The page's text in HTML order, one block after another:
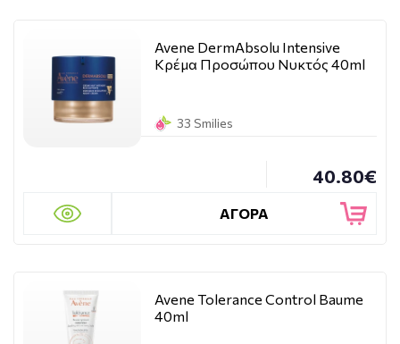
Avene DermAbsolu Intensive
Κρέμα Προσώπου Νυκτός 40ml
33 Smilies
40.80€
ΑΓΟΡΑ
Avene Tolerance Control Baume
40ml